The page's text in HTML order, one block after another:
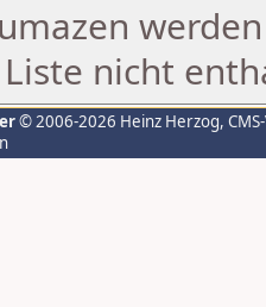
nicht
© 2006-2026 Heinz Herzog,